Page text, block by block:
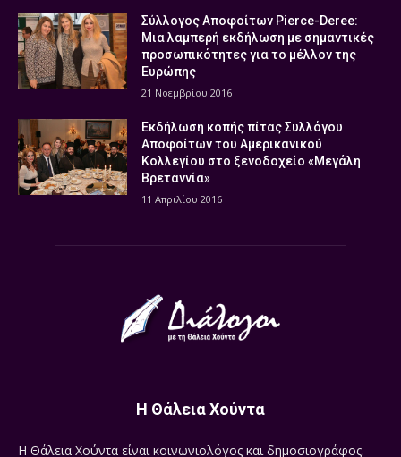
Σύλλογος Αποφοίτων Pierce-Deree:
Μια λαμπερή εκδήλωση με σημαντικές
προσωπικότητες για το μέλλον της
Ευρώπης
21 Νοεμβρίου 2016
Εκδήλωση κοπής πίτας Συλλόγου
Αποφοίτων του Αμερικανικού
Κολλεγίου στο ξενοδοχείο «Μεγάλη
Βρεταννία»
11 Απριλίου 2016
Η Θάλεια Χούντα
Η Θάλεια Χούντα είναι κοινωνιολόγος και δημοσιογράφος.